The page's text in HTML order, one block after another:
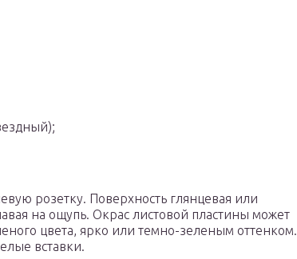
розетку. Поверхность глянцевая или
на ощупь. Окрас листовой пластины может
цвета, ярко или темно-зеленым оттенком.
вставки.